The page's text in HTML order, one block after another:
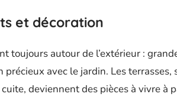
et décoration
toujours autour de l’extérieur :
avec le jardin. Les terrasses,
deviennent des pièces à vivre à